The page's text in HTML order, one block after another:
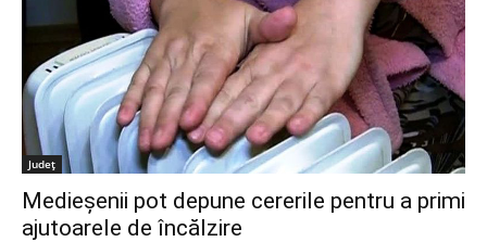
Judeţ
Medieșenii pot depune cererile pentru a primi
ajutoarele de încălzire